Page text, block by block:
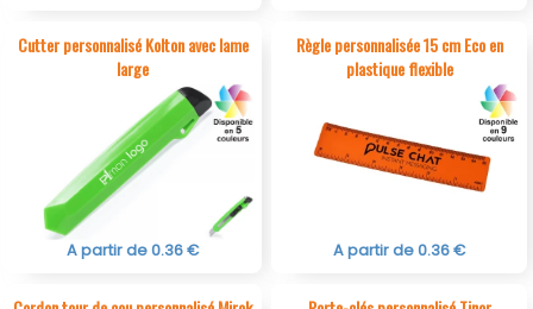
Cutter personnalisé Kolton avec lame
large
A partir de 0.36 €
Règle personnalisée 15 cm Eco en
plastique flexible
A partir de 0.36 €